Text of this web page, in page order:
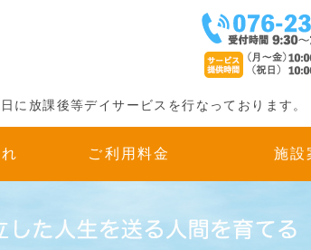
ゆみ（放課後等デイサー
に放課後等デイサービスを行なっております。
ご利用料金 施設